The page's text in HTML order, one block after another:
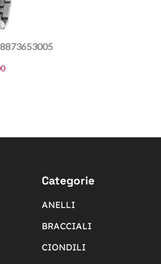
Categorie
ANELLI
BRACCIALI
CIONDILI